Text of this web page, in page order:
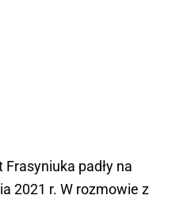
padły na
2021 r. W rozmowie z